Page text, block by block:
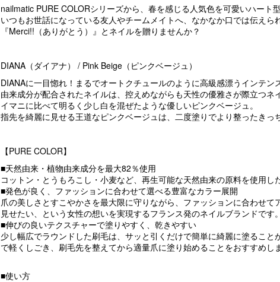
nailmatic PURE COLORシリーズから、春を感じる人気色を可愛いハート
いつもお世話になっている友人やチームメイトへ、なかなか口では伝え
『Merci!!（ありがとう）』とネイルを贈りませんか？
DIANA（ダイアナ） / Pink Beige（ピンクベージュ）
DIANAに一目惚れ！まるでオートクチュールのように高級感漂うインテ
由来成分が配合されたネイルは、控えめながらも天性の優雅さが際立つネ
イマニに比べて明るく少し白を混ぜたような優しいピンクベージュ。
指先を綺麗に見せる王道なピンクベージュは、二度塗りでより整ったきっ
【PURE COLOR】
■天然由来・植物由来成分を最大82％使用
コットン・とうもろこし・小麦など、再生可能な天然由来の原料を使用し
■発色が良く、ファッションに合わせて選べる豊富なカラー展開
爪の美しさとすこやかさを最大限に守りながら、ファッションに合わせて
見せたい、という女性の想いを実現するフランス発のネイルブランドです。
■伸びの良いテクスチャーで塗りやすく、乾きやすい
少し幅広でラウンドした刷毛は、サッと引くだけで簡単に綺麗に塗るこ
で軽くしごき、刷毛先を整えてから適量爪に塗り始めることをおすすめし
■使い方